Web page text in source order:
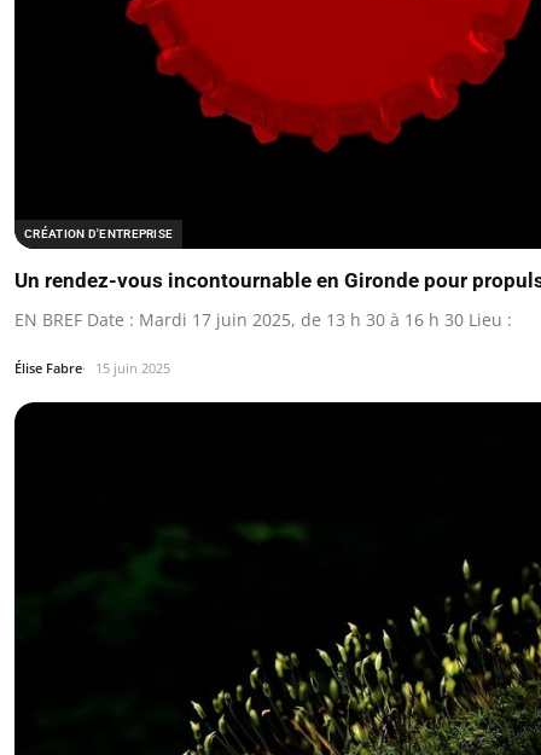
CRÉATION D'ENTREPRISE
Un rendez-vous incontournable en Gironde pour
EN BREF Date : Mardi 17 juin 2025, de 13 h 30 à 16 h 30 Lieu :
Élise Fabre 15 juin 2025